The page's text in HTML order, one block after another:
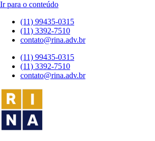
Ir para o conteúdo
(11) 99435-0315
(11) 3392-7510
contato@rina.adv.br
(11) 99435-0315
(11) 3392-7510
contato@rina.adv.br